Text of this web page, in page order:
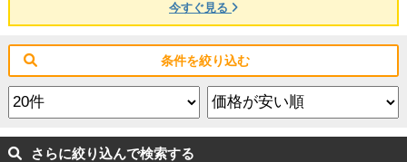
今すぐ見る
条件を絞り込む
さらに絞り込んで検索する